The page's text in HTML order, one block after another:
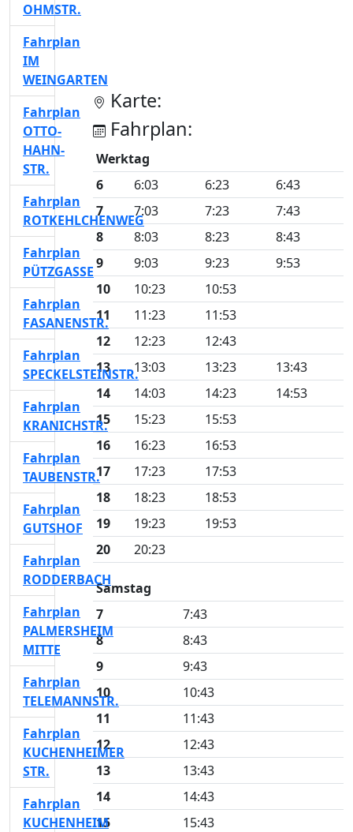
Karte:
Fahrplan:
Werktag
6
6:03 6:23
6:43
7
7:03 7:23
7:43
8
8:03 8:23
8:43
9
9:03 9:23
9:53
10
10:23
10:53
11
11:23
11:53
12
12:23
12:43
13
13:03 13:23
13:43
14
14:03 14:23
14:53
15
15:23
15:53
16
16:23
16:53
17
17:23
17:53
18
18:23
18:53
19
19:23
19:53
20
20:23
Samstag
7
7:43
8
8:43
9
9:43
10
10:43
11
11:43
12
12:43
13
13:43
14
14:43
15
15:43
OHMSTR.
Fahrplan
IM
WEINGARTEN
Fahrplan
OTTO-
HAHN-
STR.
Fahrplan
ROTKEHLCHENWEG
Fahrplan
PÜTZGASSE
Fahrplan
FASANENSTR.
Fahrplan
SPECKELSTEINSTR.
Fahrplan
KRANICHSTR.
Fahrplan
TAUBENSTR.
Fahrplan
GUTSHOF
Fahrplan
RODDERBACH
Fahrplan
PALMERSHEIM
MITTE
Fahrplan
TELEMANNSTR.
Fahrplan
KUCHENHEIMER
STR.
Fahrplan
KUCHENHEIM